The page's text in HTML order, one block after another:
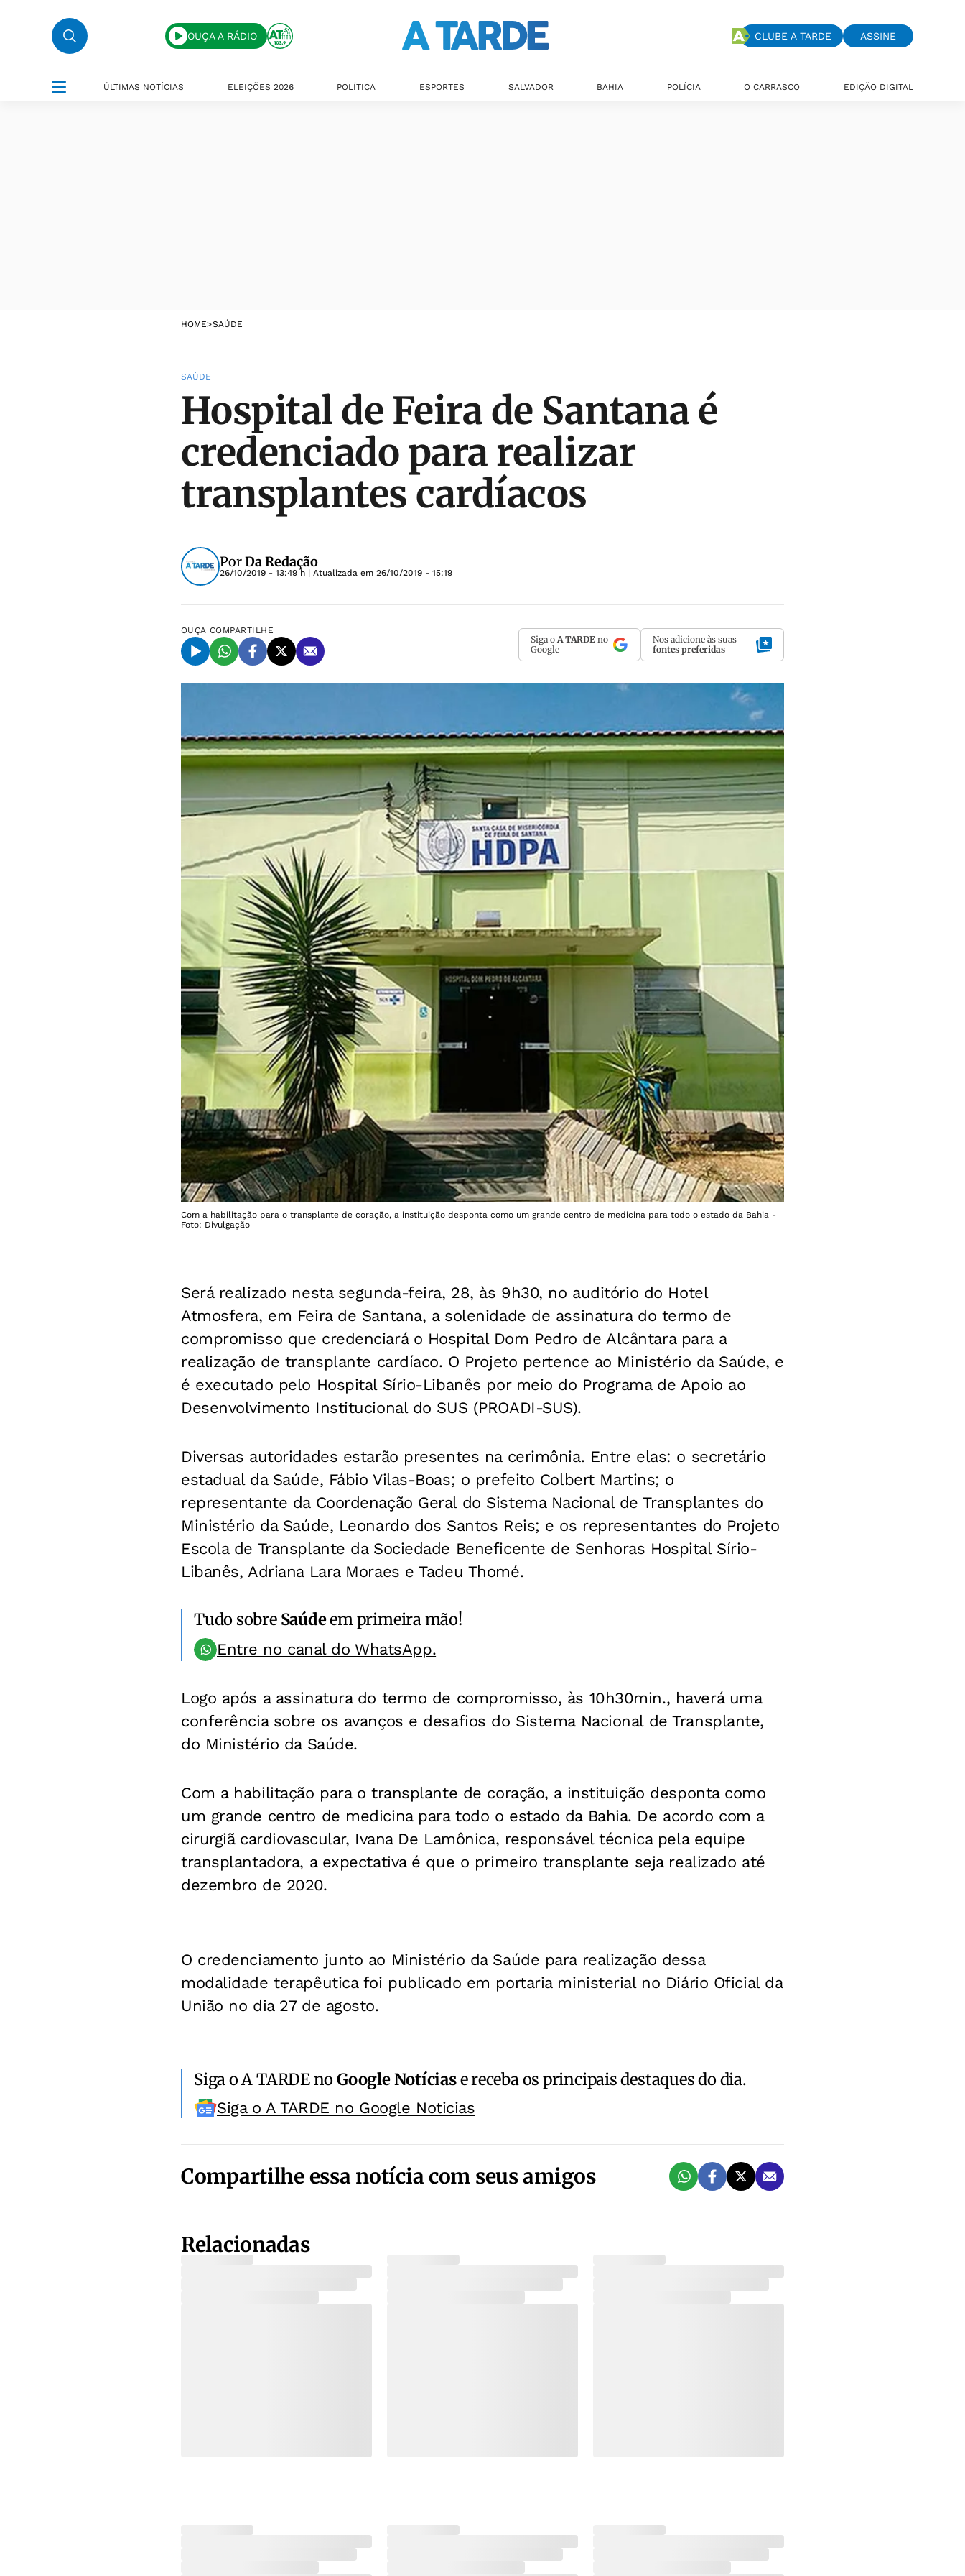
OUÇA A RÁDIO CLUBE A TARDE ASSINE
ÚLTIMAS NOTÍCIAS ELEIÇÕES 2026 POLÍTICA ESPORTES SALVADOR BAHIA POLÍCIA O CARRASCO EDIÇÃO DIGITAL
HOME>SAÚDE
SAÚDE
Hospital de Feira de Santana é
credenciado para realizar
transplantes cardíacos
PorDa Redação
26/10/2019 - 13:49 h | Atualizada em 26/10/2019 - 15:19
OUÇA COMPARTILHE
Siga o A TARDE no
Google
Nos adicione às suas
fontes preferidas
Com a habilitação para o transplante de coração, a instituição desponta como um grande centro de medicina para todo o estado da Bahia -
Foto: Divulgação
Será realizado nesta segunda-feira, 28, às 9h30, no auditório do Hotel
Atmosfera, em Feira de Santana, a solenidade de assinatura do termo de
compromisso que credenciará o Hospital Dom Pedro de Alcântara para a
realização de transplante cardíaco. O Projeto pertence ao Ministério da Saúde, e
é executado pelo Hospital Sírio-Libanês por meio do Programa de Apoio ao
Desenvolvimento Institucional do SUS (PROADI-SUS).
Diversas autoridades estarão presentes na cerimônia. Entre elas: o secretário
estadual da Saúde, Fábio Vilas-Boas; o prefeito Colbert Martins; o
representante da Coordenação Geral do Sistema Nacional de Transplantes do
Ministério da Saúde, Leonardo dos Santos Reis; e os representantes do Projeto
Escola de Transplante da Sociedade Beneficente de Senhoras Hospital Sírio-
Libanês, Adriana Lara Moraes e Tadeu Thomé.
Tudo sobre Saúdeem primeira mão!
Entre no canal do WhatsApp.
Logo após a assinatura do termo de compromisso, às 10h30min., haverá uma
conferência sobre os avanços e desafios do Sistema Nacional de Transplante,
do Ministério da Saúde.
Com a habilitação para o transplante de coração, a instituição desponta como
um grande centro de medicina para todo o estado da Bahia. De acordo com a
cirurgiã cardiovascular, Ivana De Lamônica, responsável técnica pela equipe
transplantadora, a expectativa é que o primeiro transplante seja realizado até
dezembro de 2020.
O credenciamento junto ao Ministério da Saúde para realização dessa
modalidade terapêutica foi publicado em portaria ministerial no Diário Oficial da
União no dia 27 de agosto.
Siga o A TARDE noGoogle Notíciase receba os principais destaques do dia.
Siga o A TARDE no Google Noticias
Compartilhe essa notícia com seus amigos
Relacionadas